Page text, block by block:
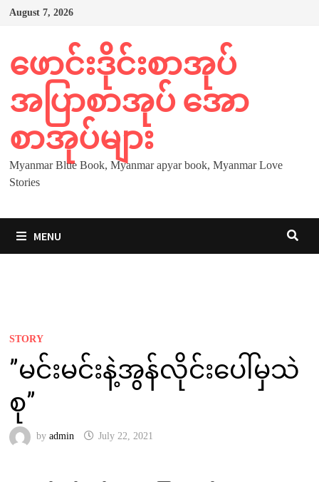
Skip
August 7, 2026
ဖောင်းဒိုင်းစာအုပ်
အပြာစာအုပ် အော
စာအုပ်များ
Myanmar Blue Book, Myanmar apyar book, Myanmar Love
Stories
MENU
STORY
”မင်းမင်းနဲ့အွန်လိုင်းပေါ်မှသဲ
စု”
by admin July 22, 2021